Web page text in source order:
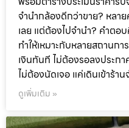
จำนำกล้องดีกว่าขาย? หลา
เลย แต่ต้องไปจำนำ? คำตอ
ทำให้เหมาะกับหลายสถานก
เงินทันที ไม่ต้องรอลงประก
ไม่ต้องนัดเจอ แค่เดินเข้าร้าน
ดูเพิ่มเติม »